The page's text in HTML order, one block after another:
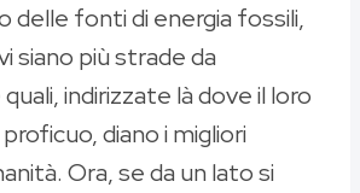
delle fonti di energia fossili,
siano più strade da
indirizzate là dove il loro
diano i migliori
Ora, se da un lato si